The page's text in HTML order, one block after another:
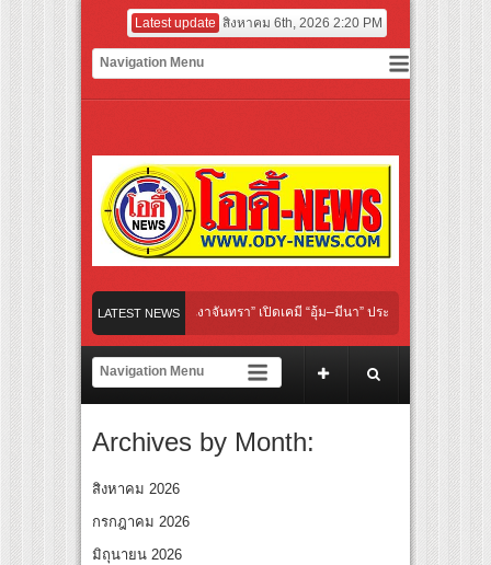
Latest update สิงหาคม 6th, 2026 2:20 PM
LATEST NEWS
Her Rules ใต้เงาจันทรา” เปิดเคมี “อุ้ม–มีนา” ประกบคู่ครั้งสำคัญ ชวนแฟนปักหมุ
อาย เลิกเงียบ เลิกชะล่าใจ” เรื่อง HPV ในแคมเปญ “HPV ไม่เป็นไร…ไม่ได้”
ยร์ สู่ทีมชาติไทย ชวนแฟนลูกยางใกล้ชิดนักตบสาวทีมชาติไทย 15 ส.ค.นี้
ะดับโลก “ปู่ม่านย่าม่าน” เรียนรู้นวัตกรรมผักเชียงดาใน “หอมแผ่นดินฯ”
ษ์ ‘คุณยายวรนาฏ’ (INHERIT) เตรียมคายตะขาบหนังไทยในรอบปฐมทัศน์โลก ณ เท
สุดชีวิต โกนหัวรับบทแม่ชี นำทีมนักแสดงประชันความสยอง!
Her Rules ใต้เงาจันทรา” เปิดเคมี “อุ้ม–มีนา” ประกบคู่ครั้งสำคัญ ชวนแฟนปักหมุ
Archives by Month:
สิงหาคม 2026
กรกฎาคม 2026
มิถุนายน 2026